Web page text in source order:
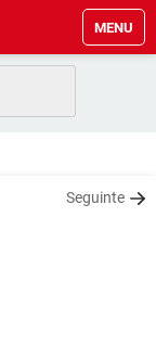
MENU
Seguinte